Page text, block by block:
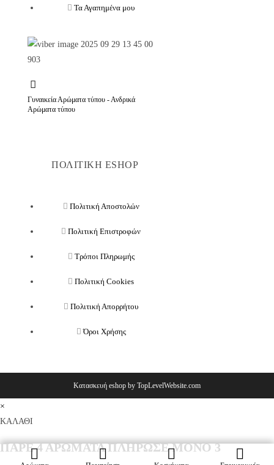
Τα Αγαπημένα μου
Γυναικεία Αρώματα τύπου - Ανδρικά
Αρώματα τύπου
ΠΟΛΙΤΙΚΗ ESHOP
Πολιτική Αποστολών
Πολιτική Επιστροφών
Τρόποι Πληρωμής
Πολιτική Cookies
Πολιτική Απορρήτου
Όροι Χρήσης
Κατασκευή eshop by TopLevelWebsite.com
×
ΚΑΛΑΘΙ
ΠΑΡΕ 4 ΑΡΩΜΑΤΑ ΠΛΗΡΩΣΕ ΜΟΝΟ 3